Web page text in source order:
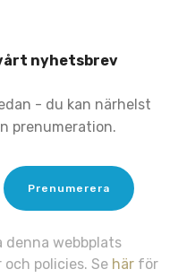
nyhetsbrev
- du kan närhelst
prenumeration.
Prenumerera
denna webbplats
policies. Se här för